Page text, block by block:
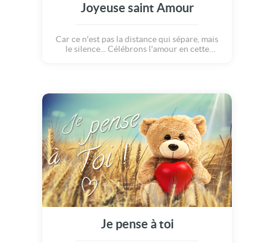
Joyeuse saint Amour
Car ce n'est pas la distance qui sépare, mais
le silence... Célébrons l'amour en cette
Je pense à toi